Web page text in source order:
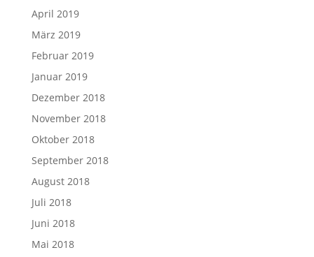
April 2019
März 2019
Februar 2019
Januar 2019
Dezember 2018
November 2018
Oktober 2018
September 2018
August 2018
Juli 2018
Juni 2018
Mai 2018